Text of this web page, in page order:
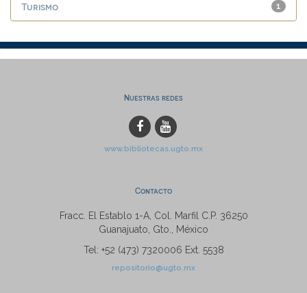
1
Turismo
Nuestras redes
www.bibliotecas.ugto.mx
Contacto
Fracc. El Establo 1-A, Col. Marfil C.P. 36250
Guanajuato, Gto., México
Tel: +52 (473) 7320006 Ext. 5538
repositorio@ugto.mx